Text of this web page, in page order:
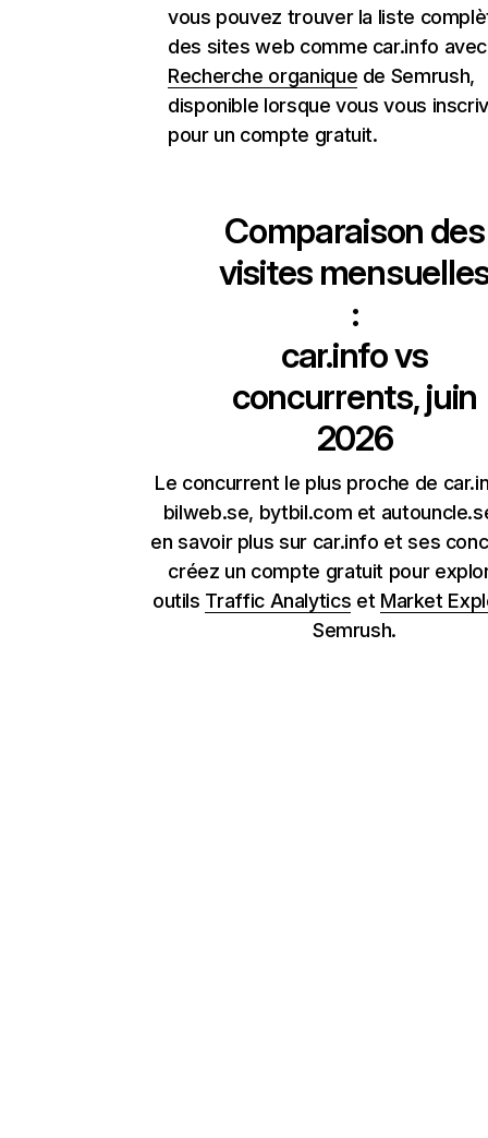
vous pouvez trouver la liste
des sites web comme car.info
Recherche organique de Semrush,
disponible lorsque vous vous
pour un compte gratuit.
Comparaison des
visites
:
car.infovs
concurrents, juin
2026
Le concurrent le plus proche de
bilweb.se, bytbil.com et
en savoir plus sur car.info et ses
créez un compte gratuit pour
outils Traffic Analytics et Market
Semrush.